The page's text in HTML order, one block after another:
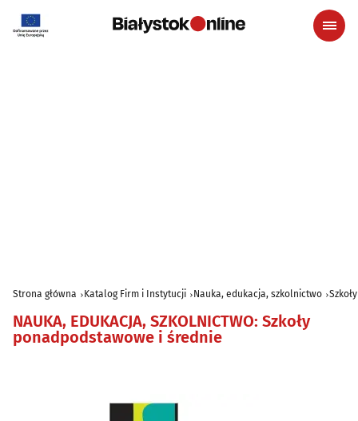
Strona główna Katalog Firm i Instytucji Nauka, edukacja, szkolnictwo
NAUKA, EDUKACJA, SZKOLNICTWO: Szkoły
ponadpodstawowe i średnie